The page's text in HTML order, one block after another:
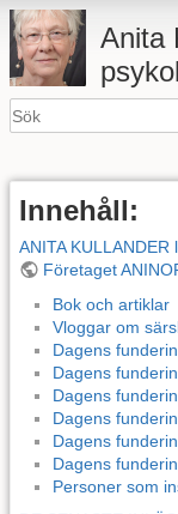
Anita
Innehåll:
ANITA KULLANDER
Företaget
Bok och artiklar
Vloggar om
Dagens
Dagens
Dagens
Dagens
Dagens
Dagens
Personer som